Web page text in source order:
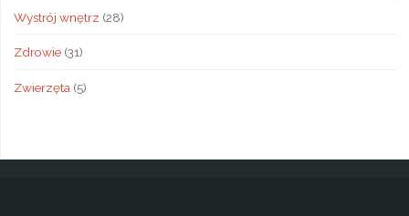
Wystrój wnętrz (28)
Zdrowie(31)
Zwierzęta (5)